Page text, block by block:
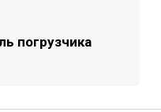
погрузчика